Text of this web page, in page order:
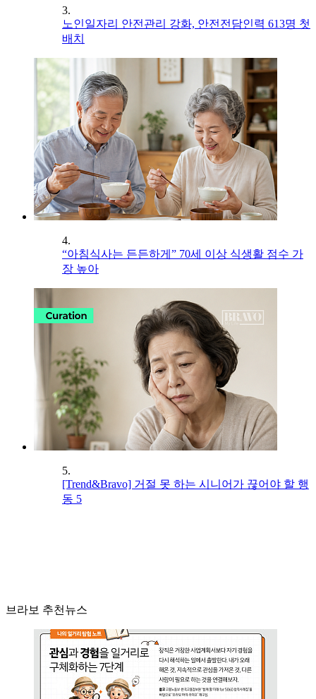
3.
노인일자리 안전관리 강화, 안전전담인력 613명 첫
배치
4.
“아침식사는 든든하게” 70세 이상 식생활 점수 가
장 높아
5.
[Trend&Bravo] 거절 못 하는 시니어가 끊어야 할 행
동 5
브라보 추천뉴스